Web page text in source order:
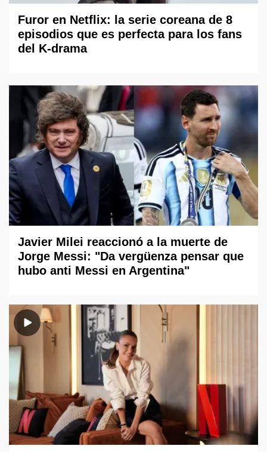
Furor en Netflix: la serie coreana de 8
episodios que es perfecta para los fans
del K-drama
Javier Milei reaccionó a la muerte de
Jorge Messi: "Da vergüenza pensar que
hubo anti Messi en Argentina"